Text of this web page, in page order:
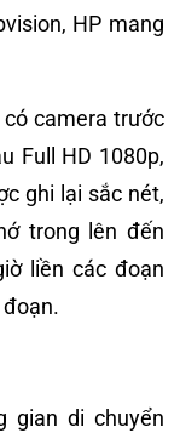
HP mang
camera trước
Full HD 1080p,
ghi lại sắc nét,
trong lên đến
liền các đoạn
gian di chuyển